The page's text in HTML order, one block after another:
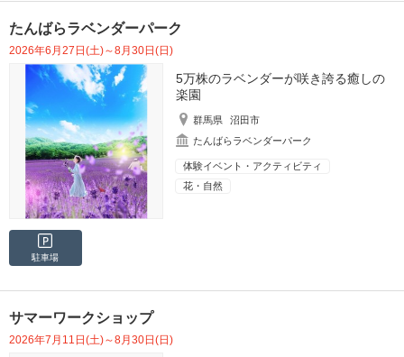
たんばらラベンダーパーク
2026年6月27日(土)～8月30日(日)
5万株のラベンダーが咲き誇る癒しの
楽園
群馬県
沼田市
たんばらラベンダーパーク
体験イベント・アクティビティ
花・自然
駐車場
サマーワークショップ
2026年7月11日(土)～8月30日(日)